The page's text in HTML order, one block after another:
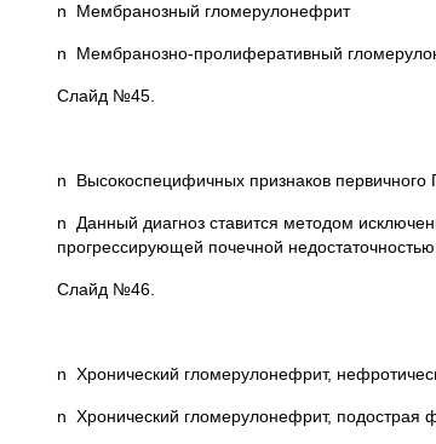
n Мембранозный гломерулонефрит
n Мембранозно-пролиферативный
Слайд №45.
n Высокоспецифичных признаков первичного
n Данный диагноз ставится методом
прогрессирующей почечной недостаточностью
Слайд №46.
n Хронический гломерулонефрит,
n Хронический гломерулонефрит,